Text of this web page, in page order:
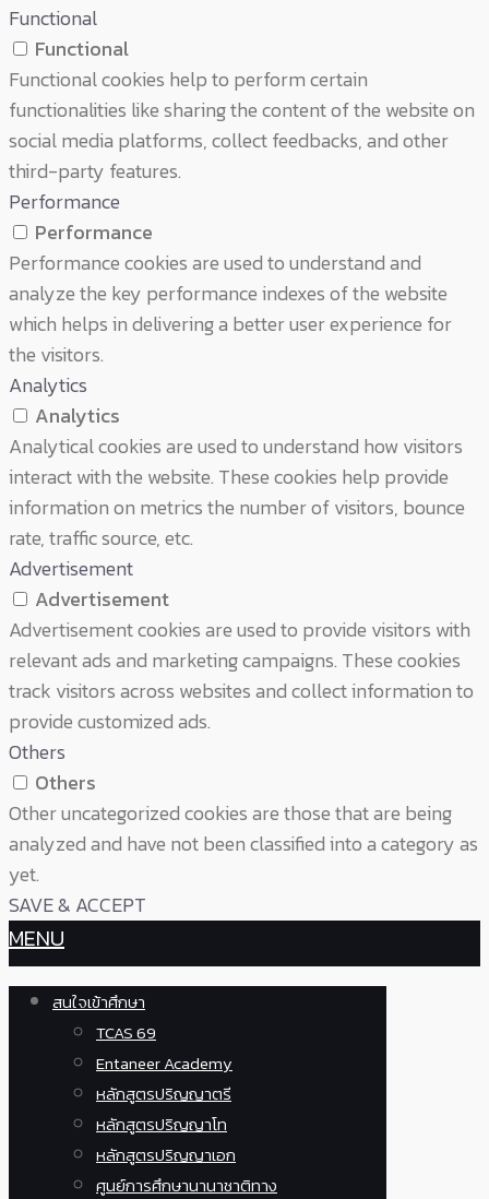
Functional
Functional
Functional cookies help to perform certain
functionalities like sharing the content of the website on
social media platforms, collect feedbacks, and other
third-party features.
Performance
Performance
Performance cookies are used to understand and
analyze the key performance indexes of the website
which helps in delivering a better user experience for
the visitors.
Analytics
Analytics
Analytical cookies are used to understand how visitors
interact with the website. These cookies help provide
information on metrics the number of visitors, bounce
rate, traffic source, etc.
Advertisement
Advertisement
Advertisement cookies are used to provide visitors with
relevant ads and marketing campaigns. These cookies
track visitors across websites and collect information to
provide customized ads.
Others
Others
Other uncategorized cookies are those that are being
analyzed and have not been classified into a category as
yet.
SAVE & ACCEPT
MENU
สนใจเข้าศึกษา
TCAS 69
Entaneer Academy
หลักสูตรปริญญาตรี
หลักสูตรปริญญาโท
หลักสูตรปริญญาเอก
ศูนย์การศึกษานานาชาติทาง